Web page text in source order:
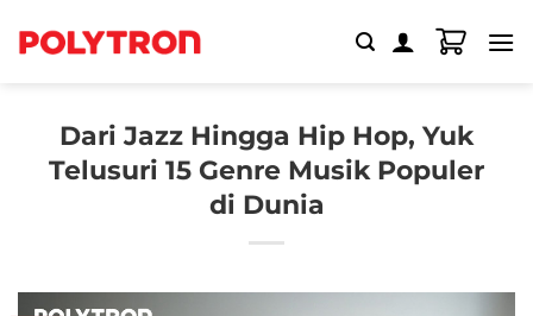
Dari Jazz Hingga Hip Hop, Yuk
Telusuri 15 Genre Musik Populer
di Dunia